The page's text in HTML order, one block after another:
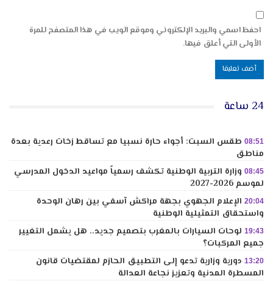
احفظ اسمي والبريد الإلكتروني وموقع الويب في هذا المتصفح للمرة
الأولى التي أعلق فيها.
24 ساعة
08:51 طقس السبت: أجواء حارة نسبيا مع تساقط زخات رعدية بعدة
مناطق
08:45 وزارة التربية الوطنية تكشف رسمياً مواعيد الدخول المدرسي
لموسم 2026-2027
20:04 الإعلام الجهوي بجهة مراكش آسفي بين رهان الوحدة
واستحقاق التمثيلية الوطنية
19:43 لوحات السيارات بالمغرب بتصميم جديد.. هل يشمل التغيير
جميع المركبات؟
13:20 دورية وزارية تدعو إلى التطبيق الحازم لمقتضيات قانون
المسطرة المدنية وتعزيز نجاعة العدالة